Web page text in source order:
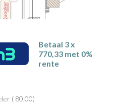
Betaal 3 x
770,33 met 0%
rente
( 80,00)